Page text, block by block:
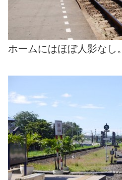
ホームにはほぼ人影なし。